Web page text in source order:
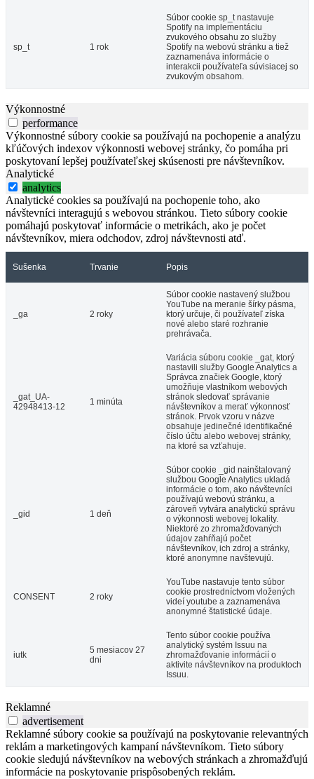
sp_t 1 rok
Súbor cookie sp_t nastavuje
Spotify na implementáciu
zvukového obsahu zo služby
Spotify na webovú stránku a tiež
zaznamenáva informácie o
interakcii používateľa súvisiacej so
zvukovým obsahom.
Výkonnostné
performance
Výkonnostné súbory cookie sa používajú na pochopenie a analýzu
kľúčových indexov výkonnosti webovej stránky, čo pomáha pri
poskytovaní lepšej používateľskej skúsenosti pre návštevníkov.
Analytické
analytics
Analytické cookies sa používajú na pochopenie toho, ako
návštevníci interagujú s webovou stránkou. Tieto súbory cookie
pomáhajú poskytovať informácie o metrikách, ako je počet
návštevníkov, miera odchodov, zdroj návštevnosti atď.
Sušenka Trvanie Popis
_ga 2 roky
Súbor cookie nastavený službou
YouTube na meranie šírky pásma,
ktorý určuje, či používateľ získa
nové alebo staré rozhranie
prehrávača.
_gat_UA-
42948413-12
1 minúta
Variácia súboru cookie _gat, ktorý
nastavili služby Google Analytics a
Správca značiek Google, ktorý
umožňuje vlastníkom webových
stránok sledovať správanie
návštevníkov a merať výkonnosť
stránok. Prvok vzoru v názve
obsahuje jedinečné identifikačné
číslo účtu alebo webovej stránky,
na ktoré sa vzťahuje.
_gid 1 deň
Súbor cookie _gid nainštalovaný
službou Google Analytics ukladá
informácie o tom, ako návštevníci
používajú webovú stránku, a
zároveň vytvára analytickú správu
o výkonnosti webovej lokality.
Niektoré zo zhromažďovaných
údajov zahŕňajú počet
návštevníkov, ich zdroj a stránky,
ktoré anonymne navštevujú.
CONSENT 2 roky
YouTube nastavuje tento súbor
cookie prostredníctvom vložených
videí youtube a zaznamenáva
anonymné štatistické údaje.
iutk
5 mesiacov 27
dni
Tento súbor cookie používa
analytický systém Issuu na
zhromažďovanie informácií o
aktivite návštevníkov na produktoch
Issuu.
Reklamné
advertisement
Reklamné súbory cookie sa používajú na poskytovanie relevantných
reklám a marketingových kampaní návštevníkom. Tieto súbory
cookie sledujú návštevníkov na webových stránkach a zhromažďujú
informácie na poskytovanie prispôsobených reklám.